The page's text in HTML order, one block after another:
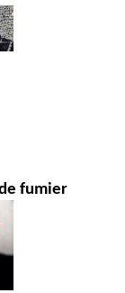
fumier